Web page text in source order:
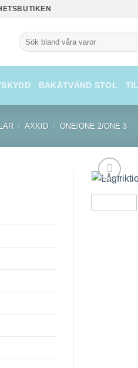
Sök
efter:
BAKÅTVÄND STOL
/ AXKID / ONE/ONE 2/ONE 3